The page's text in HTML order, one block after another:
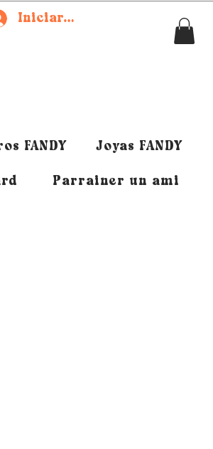
Iniciar sesión
FANDY Joyas FANDY
Parrainer un ami